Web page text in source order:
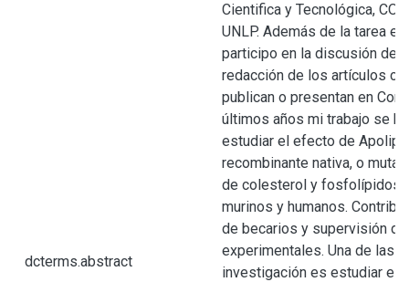
dcterms.abstract
Cientifica y Tecnológica,
UNLP. Además de la tarea
participo en la discusión de
redacción de los artículos
publican o presentan en
últimos años mi trabajo se
estudiar el efecto de
recombinante nativa, o
de colesterol y fosfolípidos
murinos y humanos.
de becarios y supervisión
experimentales. Una de las
investigación es estudiar el